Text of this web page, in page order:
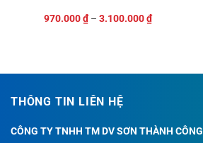
970.000₫– 3.100.000₫
THÔNG TIN LIÊN HỆ
CÔNG TY TNHH TM DV SƠN THÀNH CÔNG